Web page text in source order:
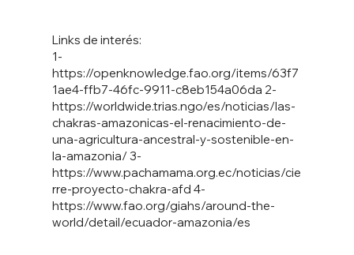
1-
https://openknowledge.fao.org/items/63f7
1ae4-ffb7-46fc-9911-c8eb154a06da 2-
https://worldwide.trias.ngo/es/noticias/las-
chakras-amazonicas-el-renacimiento-de-
una-agricultura-ancestral-y-sostenible-en-
la-amazonia/3-
https://www.pachamama.org.ec/noticias/cie
rre-proyecto-chakra-afd 4-
https://www.fao.org/giahs/around-the-
world/detail/ecuador-amazonia/es
Links de interés: